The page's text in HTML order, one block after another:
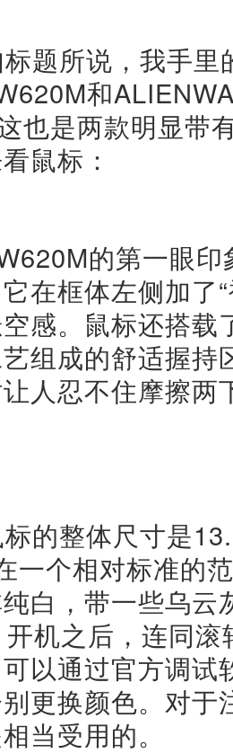
题所说，我手里
和
也是两款明显带
鼠标：
的第一眼
在框体左侧加了
感。鼠标还搭载
组成的舒适握持
人忍不住摩擦两
标的整体尺寸是
一个相对标准的
白，带一些乌云
机之后，连同
以通过官方调试
更换颜色。对于
当受用的。